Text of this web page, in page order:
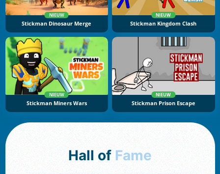
NIEUW
Stickman Dinosaur Merge
NIEUW
Stickman Kingdom Clash
NIEUW
Stickman Miners Wars
NIEUW
Stickman Prison Escape
Hall of Fame